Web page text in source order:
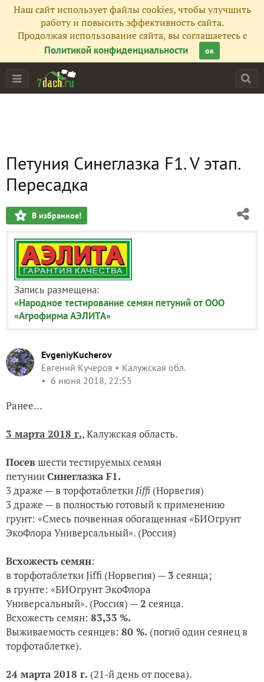
Наш сайт использует файлы cookies, чтобы улучшить
работу и повысить эффективность сайта.
Продолжая использование сайта, вы соглашаетесь с
Политикой конфиденциальности
ок
Петуния Синеглазка F1. V этап.
Пересадка
В избранное!
Запись размещена:
«Народное тестирование семян петуний от ООО
«Агрофирма АЭЛИТА»
EvgeniyKucherov
Евгений Кучеров
Калужская обл.
6 июня 2018, 22:55
Ранее...
3 марта 2018 г., Калужская область.
Посев шести тестируемых семян
петунииСинеглазкаF1.
3 драже — в торфотаблетки Jiffi (Норвегия)
3 драже — вполностью готовый к применению
грунт: «Смесь почвенная обогащенная «БИОгрунт
ЭкоФлора Универсальный». (Россия)
Всхожесть семян:
в торфотаблетки Jiffi (Норвегия) — 3 сеянца;
в грунте: «БИОгрунт ЭкоФлора
Универсальный». (Россия) —2 сеянца.
Всхожесть семян: 83,33 %.
Выживаемость сеянцев: 80 %. (погиб один сеянец в
торфотаблетке).
24 марта 2018 г. (21-й день от посева).